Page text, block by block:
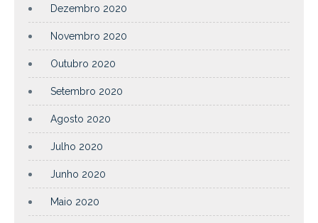
Dezembro 2020
Novembro 2020
Outubro 2020
Setembro 2020
Agosto 2020
Julho 2020
Junho 2020
Maio 2020